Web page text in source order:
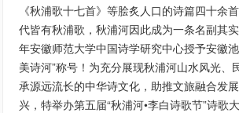
《秋浦歌十七首》等脍炙人口的诗篇四十余
代皆有秋浦歌，秋浦河因此成为一条名副其
年安徽师范大学中国诗学研究中心授予安徽
美诗河”称号！为充分展现秋浦河山水风光、
承源远流长的中华诗文化，助推文旅融合发
兴，特举办第五届“秋浦河•李白诗歌节”诗歌